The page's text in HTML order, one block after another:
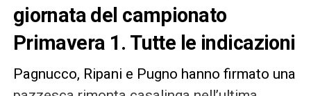
giornata del campionato
Primavera 1. Tutte le indicazioni
Pagnucco, Ripani e Pugno hanno firmato una